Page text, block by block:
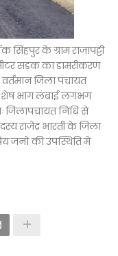
सिंहपुर के ग्राम राजापट्टी
सड़क का डामरीकरण
वर्तमान जिला पंचायत
शेष भाग लंबाई लगभग
जिलापंचायत निधि से
राजेंद्र भारती के जिला
जनों की उपस्थिति में